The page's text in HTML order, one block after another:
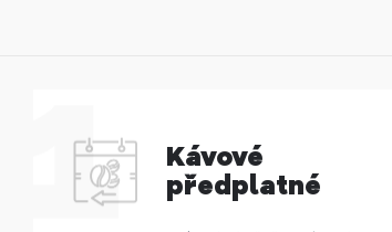
Kávové
předplatné